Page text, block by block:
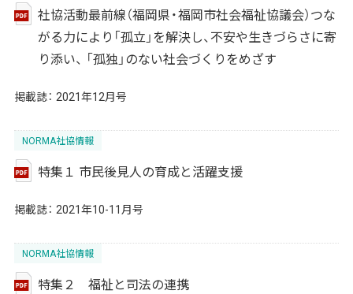
社協活動最前線（福岡県・福岡市社会福祉協議会）つな
がる力により「孤立」を解決し、不安や生きづらさに寄
り添い、 「孤独」のない社会づくりをめざす
掲載誌： 2021年12月号
NORMA社協情報
特集１ 市民後見人の育成と活躍支援
掲載誌： 2021年10-11月号
NORMA社協情報
特集２ 福祉と司法の連携